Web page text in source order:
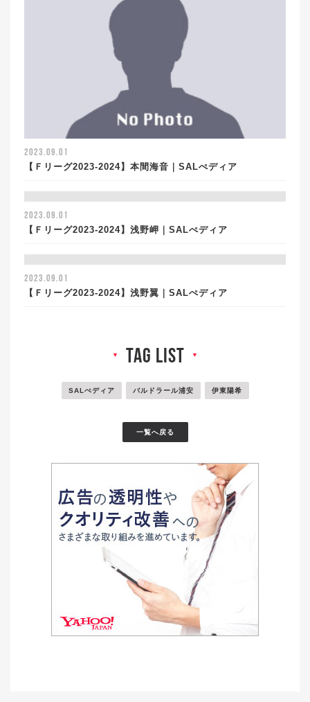
2023.09.01
【Ｆリーグ2023-2024】本間海音｜SALぺディア
2023.09.01
【Ｆリーグ2023-2024】浅野岬｜SALぺディア
2023.09.01
【Ｆリーグ2023-2024】浅野翼｜SALぺディア
▼ tag list ▼
SALぺディア バルドラール浦安 伊東陽希
一覧へ戻る